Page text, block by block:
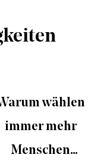
wählen
immer mehr
Menschen